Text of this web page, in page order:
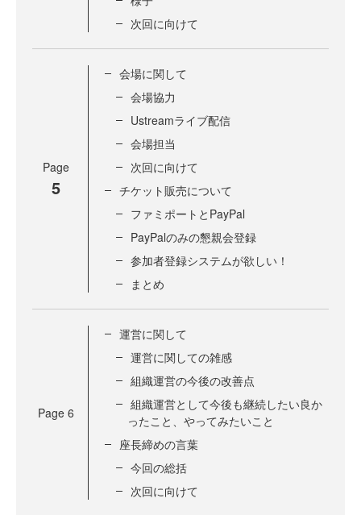
次回に向けて
Page
5
会場に関して
会場協力
Ustreamライブ配信
会場担当
次回に向けて
チケット販売について
ファミポートとPayPal
PayPalのみの懇親会登録
参加者登録システムが欲しい！
まとめ
Page 6
運営に関して
運営に関しての雑感
組織運営の今後の改善点
組織運営として今後も継続したい良か
ったこと、やってみたいこと
座長締めの言葉
今回の総括
次回に向けて